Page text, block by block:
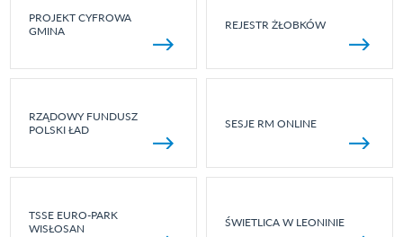
PROJEKT CYFROWA
GMINA
REJESTR ŻŁOBKÓW
RZĄDOWY FUNDUSZ
POLSKI ŁAD
SESJE RM ONLINE
TSSE EURO-PARK
WISŁOSAN
ŚWIETLICA W LEONINIE